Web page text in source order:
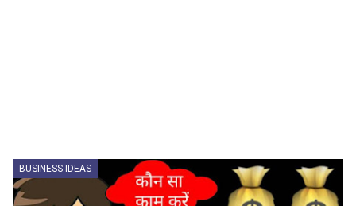
BUSINESS IDEAS